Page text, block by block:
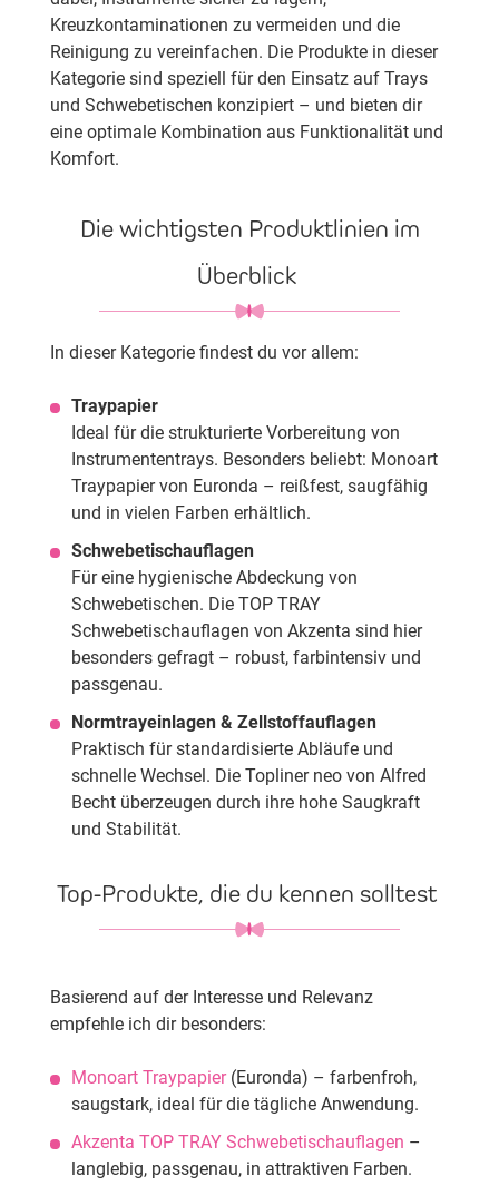
Kreuzkontaminationen zu vermeiden und die
Reinigung zu vereinfachen. Die Produkte in dieser
Kategorie sind speziell für den Einsatz auf Trays
und Schwebetischen konzipiert – und bieten dir
eine optimale Kombination aus Funktionalität und
Komfort.
Die wichtigsten Produktlinien im
Überblick
In dieser Kategorie findest du vor allem:
Traypapier
Ideal für die strukturierte Vorbereitung von
Instrumententrays. Besonders beliebt: Monoart
Traypapier von Euronda – reißfest, saugfähig
und in vielen Farben erhältlich.
Schwebetischauflagen
Für eine hygienische Abdeckung von
Schwebetischen. Die TOP TRAY
Schwebetischauflagen von Akzenta sind hier
besonders gefragt – robust, farbintensiv und
passgenau.
Normtrayeinlagen & Zellstoffauflagen
Praktisch für standardisierte Abläufe und
schnelle Wechsel. Die Topliner neo von Alfred
Becht überzeugen durch ihre hohe Saugkraft
und Stabilität.
Top-Produkte, die du kennen solltest
Basierend auf der Interesse und Relevanz
empfehle ich dir besonders:
Monoart Traypapier(Euronda) – farbenfroh,
saugstark, ideal für die tägliche Anwendung.
Akzenta TOP TRAY Schwebetischauflagen –
langlebig, passgenau, in attraktiven Farben.